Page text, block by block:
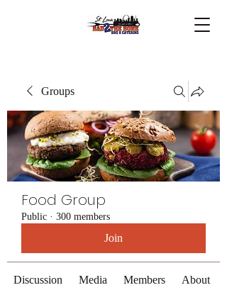
Groups
Food Group
Public · 300 members
Join
Discussion Media Members About